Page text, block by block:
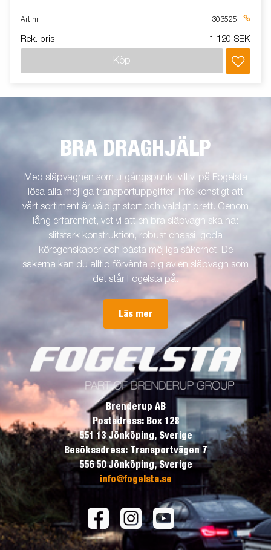
Art nr 303525
Rek. pris 1 120 SEK
Köp
BRA DRAGHJÄLP
Med släpvagnen som utgångspunkt vill vi på Fogelsta
lösa alla möjliga transportuppgifter. Inte konstigt att
vårt sortiment är väldigt stort och väldigt brett. Genom
lång erfarenhet, vet vi att en bra släpvagn ska ha:
slitstark konstruktion, robust chassi, goda
köregenskaper och bästa möjliga säkerhet. De
sakerna kan du alltid förvänta dig av en släpvagn som
det står Fogelsta på.
Läs mer
Brenderup AB
Postadress: Box 128
551 13 Jönköping, Sverige
Besöksadress: Transportvägen 7
556 50 Jönköping, Sverige
info@fogelsta.se